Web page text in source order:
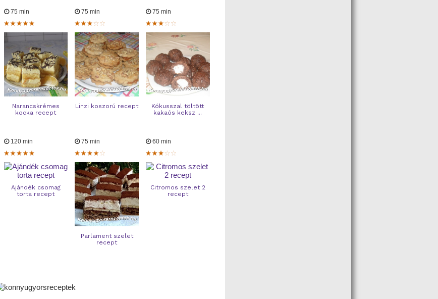
75 min
Narancskrémes
kocka recept
75 min
Linzi koszorú recept
75 min
Kókusszal töltött
kakaós keksz ...
120 min
Ajándék csomag
torta recept
75 min
Parlament szelet
recept
60 min
Citromos szelet 2
recept